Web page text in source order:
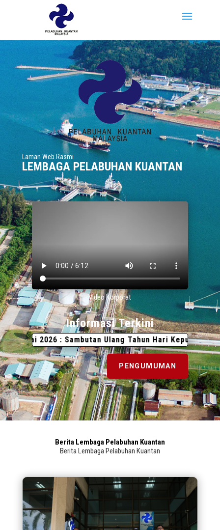
Laman Web Rasmi
LEMBAGA PELABUHAN KUANTAN
Video Korporat
Informasi Terkini
: Sambutan Ulang Tahun Hari Keputeraan Yang Ke-67
PENGUMUMAN
Berita Lembaga Pelabuhan Kuantan
Berita Lembaga Pelabuhan Kuantan